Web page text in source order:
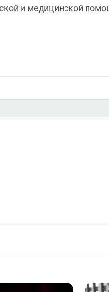
и медицинской